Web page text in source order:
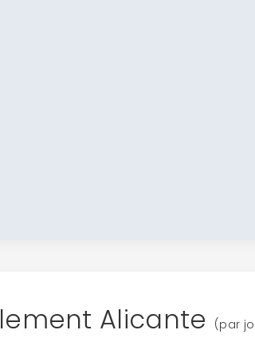
Alicante (par